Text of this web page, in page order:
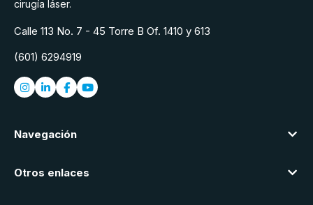
cirugía láser.
Calle 113 No. 7 - 45 Torre B Of. 1410 y 613
(601) 6294919
Navegación
Otros enlaces